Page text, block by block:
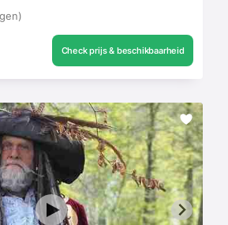
Check prijs & beschikbaarheid